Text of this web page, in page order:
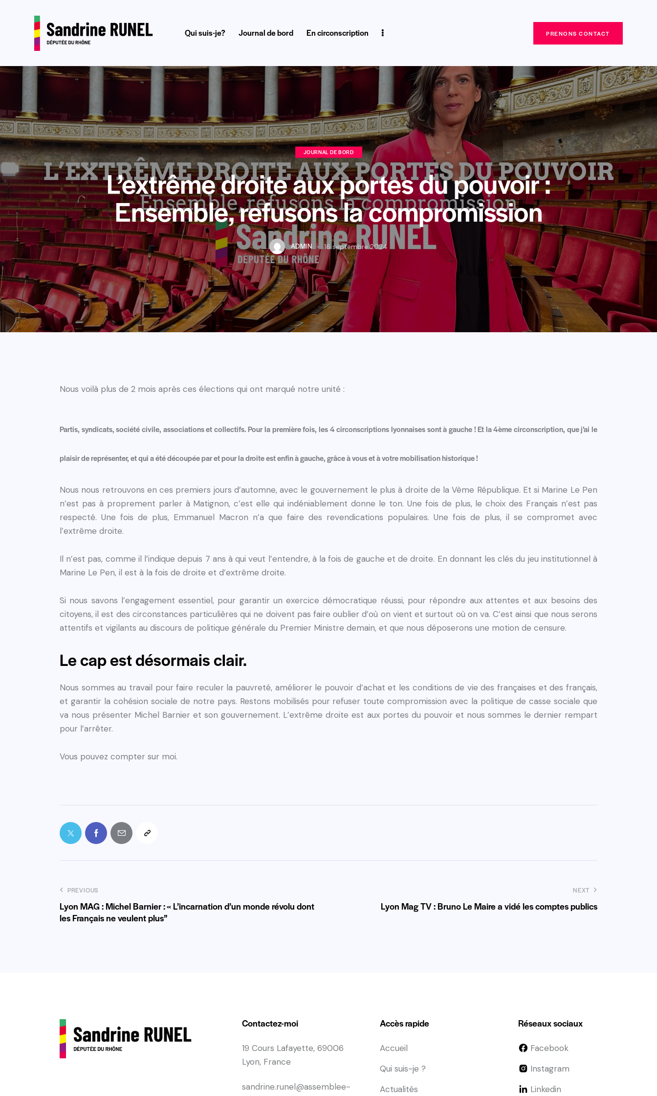
Qui suis-je? Journal de bord En circonscription PRENONS CONTACT
Qui suis-je? Journal de bord En circonscription PRENONS CONTACT
JOURNAL DE BORD
L’extrême droite aux portes du pouvoir :
Ensemble, refusons la compromission
ADMIN 16 septembre 2024
Nous voilà plus de 2 mois après ces élections qui ont marqué notre unité :
Partis, syndicats, société civile, associations et collectifs. Pour la première fois, les 4 circonscriptions lyonnaises sont à gauche ! Et la 4ème circonscription, que j’ai le
plaisir de représenter, et qui a été découpée par et pour la droite est enfin à gauche, grâce à vous et à votre mobilisation historique !
Nous nous retrouvons en ces premiers jours d’automne, avec le gouvernement le plus à droite de la Vème République. Et si Marine Le Pen
n’est pas à proprement parler à Matignon, c’est elle qui indéniablement donne le ton. Une fois de plus, le choix des Français n’est pas
respecté. Une fois de plus, Emmanuel Macron n’a que faire des revendications populaires. Une fois de plus, il se compromet avec
l’extrême droite.
Il n’est pas, comme il l’indique depuis 7 ans à qui veut l’entendre, à la fois de gauche et de droite. En donnant les clés du jeu institutionnel à
Marine Le Pen, il est à la fois de droite et d’extrême droite.
Si nous savons l’engagement essentiel, pour garantir un exercice démocratique réussi, pour répondre aux attentes et aux besoins des
citoyens, il est des circonstances particulières qui ne doivent pas faire oublier d’où on vient et surtout où on va. C’est ainsi que nous serons
attentifs et vigilants au discours de politique générale du Premier Ministre demain, et que nous déposerons une motion de censure.
Le cap est désormais clair.
Nous sommes au travail pour faire reculer la pauvreté, améliorer le pouvoir d’achat et les conditions de vie des françaises et des français,
et garantir la cohésion sociale de notre pays. Restons mobilisés pour refuser toute compromission avec la politique de casse sociale que
va nous présenter Michel Barnier et son gouvernement. L’extrême droite est aux portes du pouvoir et nous sommes le dernier rempart
pour l’arrêter.
Vous pouvez compter sur moi.
PREVIOUS
Lyon MAG : Michel Barnier : « L’incarnation d’un monde révolu dont
les Français ne veulent plus”
NEXT
Lyon Mag TV : Bruno Le Maire a vidé les comptes publics
Contactez-moi
19 Cours Lafayette, 69006
Lyon, France
sandrine.runel@assemblee-
Accès rapide
Accueil
Qui suis-je ?
Actualités
Réseaux sociaux
Facebook
Instagram
Linkedin